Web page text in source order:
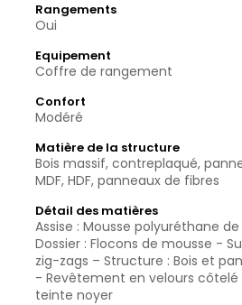
Rangements
Oui
Equipement
Coffre de rangement
Confort
Modéré
Matière de la structure
Bois massif, contreplaqué,
MDF, HDF, panneaux de fibres
Détail des matières
Assise : Mousse polyuréthane
Dossier : Flocons de mousse -
zig-zags – Structure : Bois et
- Revêtement en velours côtelé
teinte noyer